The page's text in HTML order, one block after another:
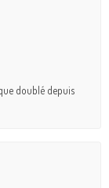
doublé depuis